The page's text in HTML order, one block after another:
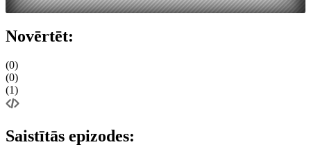
Novērtēt:
(0)
(0)
(1)
Saistītās epizodes: